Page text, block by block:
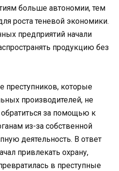
больше автономии, тем
роста теневой экономики.
предприятий начали
продукцию без
преступников, которые
производителей, не
за помощью к
из-за собственной
деятельность. В ответ
привлекать охрану,
в преступные